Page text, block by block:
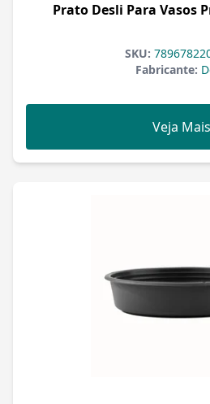
Prato Desli Para Vasos
SKU:
Fabricante:
Veja Mais